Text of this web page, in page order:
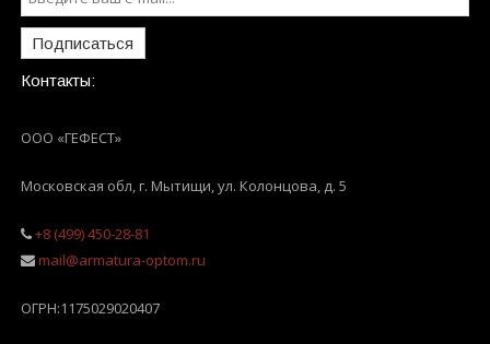
Подписаться
Контакты:
ООО «ГЕФЕСТ»
Московская обл, г. Мытищи,ул. Колонцова, д. 5
+8 (499) 450-28-81
mail@armatura-optom.ru
ОГРН:1175029020407